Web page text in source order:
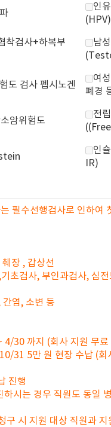
인
(HPV)
착검사+하복부
남
도 검사 펩시노겐
여
폐경
암위험도
전
인
IR)
필수선행검사로 인하여
장 , 갑상선
초검사, 부인과검사, 심
염, 소변 등
30 까지 (회사 지원 무료
31 5만 원 현장 수납 (회
진행
시는 경우 직원도 동일
구 시 지원 대상 직원과